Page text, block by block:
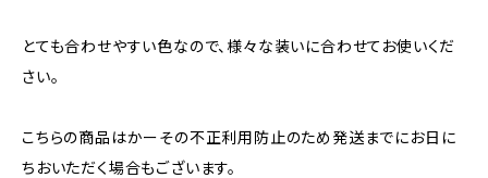
とても合わせやすい色なので、様々な装いに合わせてお使いくだ
さい。
こちらの商品はかーその不正利用防止のため発送までにお日に
ちおいただく場合もございます。